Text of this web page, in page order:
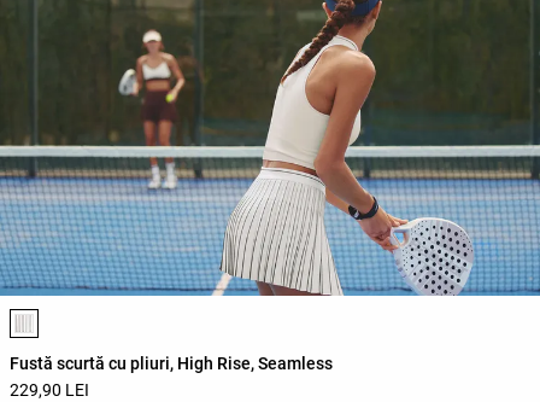
Lista de culori ale produsului
Fustă scurtă cu pliuri, High Rise, Seamless
229,90 LEI